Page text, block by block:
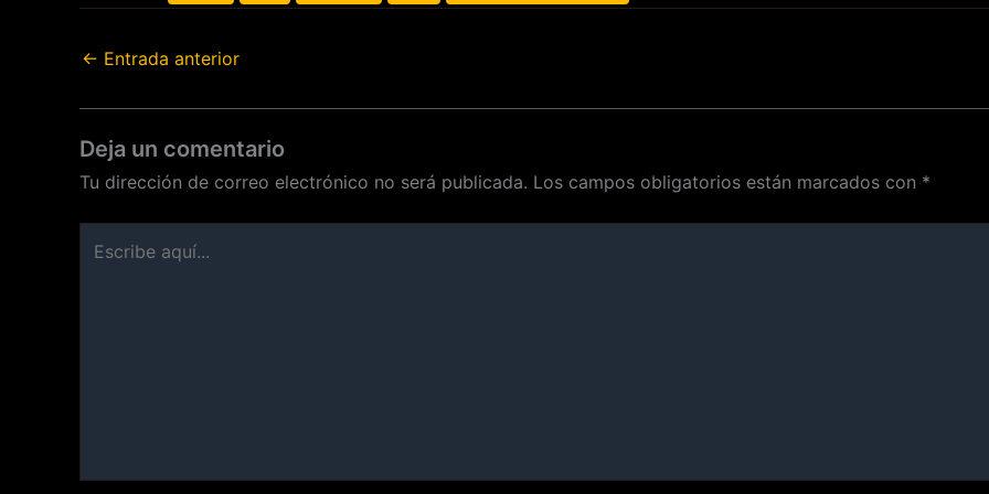
← Entrada anterior
Deja un comentario
Tu dirección de correo electrónico no será publicada. Los campos obligatorios están marcados con *
aquí...